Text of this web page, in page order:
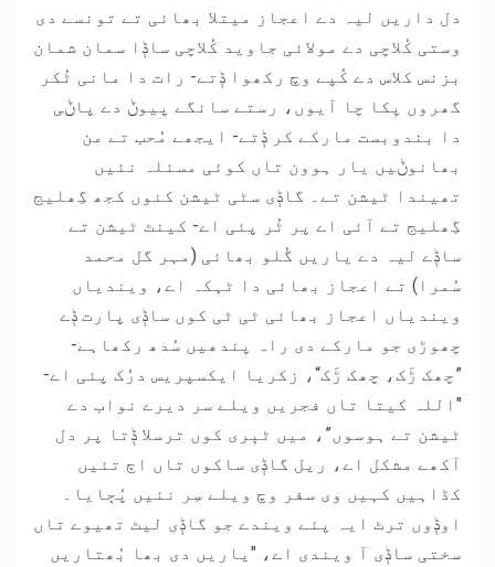
دل داریں لیہ دے اعجاز میتلا بھائی تے تونسے دی
وستی کُلاچی دے مولائی جاوید کُلاچی ساݙا سمان شمان
بزنس کلاس دے کُپے وچ رکھوا ݙتے- رات دا مانی ٹُکر
گھروں پکا چا آیوں، رستے سانگے پیوݨ دے پاݨی
دا بندوبست مارکے کر ݙتے- ایجھے مُحب تے من
بھانوݨیں یار ہوون تاں کوئی مسئلہ نئیں
تھیندا ٹیشن تے۔ گاݙی سٹی ٹیشن کنوں کجھ گِھلیج
گِھلیج تے آئی اے پر ٹُر پئی اے- کینٹ ٹیشن تے
ساݙے لیہ دے یاریں گُلو بھائی (مہر گل محمد
سُمرا) تے اعجاز بھائی دا ٹہکہ اے، ویندیاں
ویندیاں اعجاز بھائی ٹی ٹی کوں ساݙی پارت ݙے
چھوڑی جو مارکے دی راہ پندھیں سُدھ رکھاہے-
”چھک ڑَک، چھک ڑَک“، زکریا ایکسپریس درُک پئی اے-
"اللہ کیتا تاں فجریں ویلے سر دیرے نواب دے
ٹیشن تے ہوسوں”، میں ٹٻری کوں ترسلا ݙتا پر دل
آکھے مشکل اے، ریل گاݙی ساکوں تاں اڄ تئیں
کڈاہیں کہیں وی سفر وچ ویلے سِر نئیں پُڄایا۔
اوݙوں ترٹ ایہ پئے ویندے جو گاݙی لیٹ تھیوے تاں
سختی ساݙی آ ویندی اے، "یاریں دی بھا بُھتاریں